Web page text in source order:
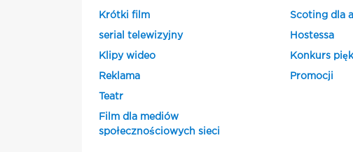
Krótki film
serial telewizyjny
Klipy wideo
Reklama
Teatr
Film dla mediów
społecznościowych sieci
Scoting dla
Hostessa
Konkurs
Promocji